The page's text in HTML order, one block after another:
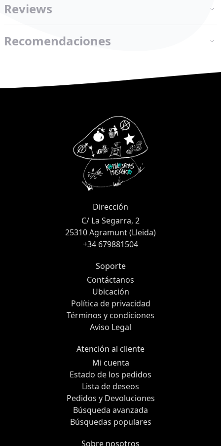
Reviews
Recomendaciones
Dirección
C/ La Segarra, 2
25310 Agramunt (Lleida)
+34 679881504
Soporte
Contáctanos
Ubicación
Política de privacidad
Términos y condiciones
Aviso Legal
Atención al cliente
Mi cuenta
Estado de los pedidos
Lista de deseos
Pedidos y Devoluciones
Búsqueda avanzada
Búsquedas populares
Sobre nosotros